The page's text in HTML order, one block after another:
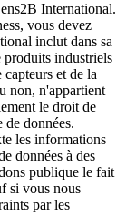
International.
vous devez
inclut dans sa
produits industriels
capteurs et de la
non, n'appartient
le droit de
de données.
les informations
données à des
publique le fait
si vous nous
par les